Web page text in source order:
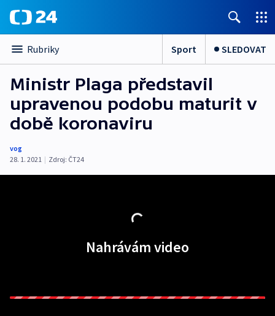
Rubriky Sport SLEDOVAT
Ministr Plaga představil
upravenou podobu maturit v
době koronaviru
vog
28. 1. 2021 | Zdroj: ČT24
Nahrávám video